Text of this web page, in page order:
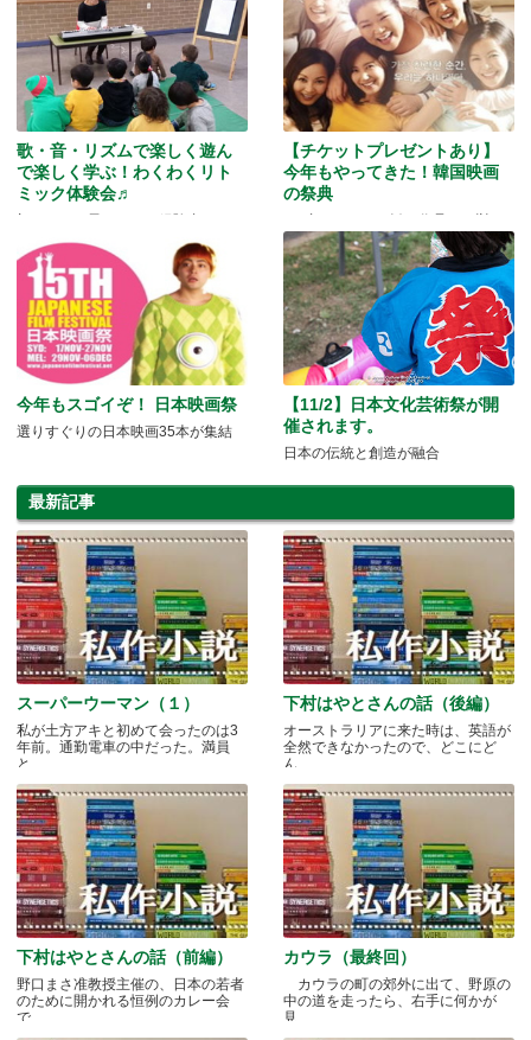
歌・音・リズムで楽しく遊ん
で楽しく学ぶ！わくわくリト
ミック体験会♬
【チケットプレゼントあり】
今年もやってきた！韓国映画
の祭典
紹介☆
今年もスゴイぞ！ 日本映画祭
選りすぐりの日本映画35本が集結
【11/2】日本文化芸術祭が開
催されます。
日本の伝統と創造が融合
最新記事
スーパーウーマン（１）
私が土方アキと初めて会ったのは3
年前。通勤電車の中だった。満員
と.....
下村はやとさんの話（後編）
オーストラリアに来た時は、英語が
全然できなかったので、どこにど
ん.....
下村はやとさんの話（前編）
野口まさ准教授主催の、日本の若者
のために開かれる恒例のカレー会
で.....
カウラ（最終回）
カウラの町の郊外に出て、野原の
中の道を走ったら、右手に何かが
見.....